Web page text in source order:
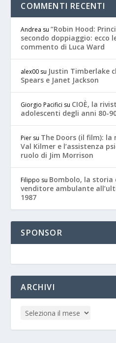
COMMENTI RECENTI
Andrea su“Robin Hood:
secondo doppiaggio: ecco
commento di Luca Ward
alex00 su Justin Timberlake
Spears e Janet Jackson
Giorgio Pacifici su CIOÈ, la
adolescenti degli anni 80-
Pier su The Doors (il film):
Val Kilmer e l’assistenza
ruolo di Jim Morrison
Filippo su Bombolo, la storia
venditore ambulante
1987
SPONSOR
ARCHIVI